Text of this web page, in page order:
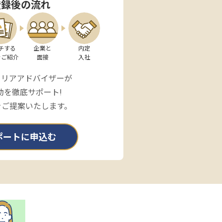
後の流れ
する
紹介
企業と
面接
内定
入社
アアドバイザーが
を徹底サポート!
提案いたします。
ートに申込む